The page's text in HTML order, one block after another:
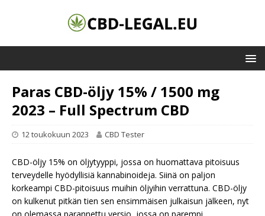
Paras CBD-öljy 15% / 1500 mg
2023 – Full Spectrum CBD
12 toukokuun 2023 CBD Tester
CBD-öljy 15% on öljytyyppi, jossa on huomattava pitoisuus
terveydelle hyödyllisiä kannabinoideja. Siinä on paljon
korkeampi CBD-pitoisuus muihin öljyihin verrattuna. CBD-öljy
on kulkenut pitkän tien sen ensimmäisen julkaisun jälkeen, nyt